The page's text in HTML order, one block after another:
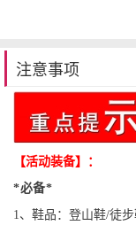
注意事项
【活动装备】：
*必备*
1、鞋品：登山鞋/徒